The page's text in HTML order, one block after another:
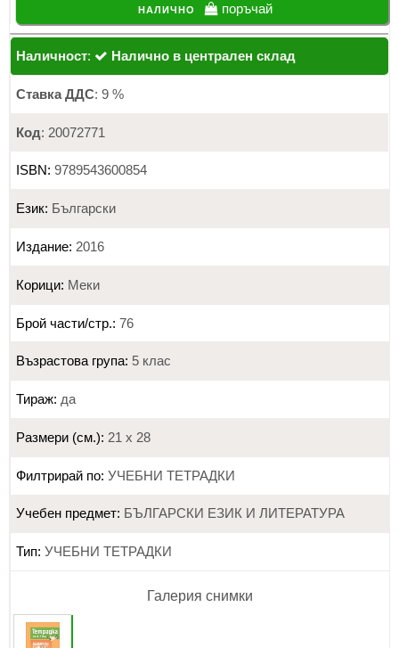
налично поръчай
Наличност: Налично в централен склад
Ставка ДДС: 9 %
Код: 20072771
ISBN: 9789543600854
Език: Български
Издание: 2016
Корици: Меки
Брой части/стр.: 76
Възрастова група: 5 клас
Тираж: да
Размери (см.): 21 х 28
Филтрирай по: УЧЕБНИ ТЕТРАДКИ
Учебен предмет: БЪЛГАРСКИ ЕЗИК И ЛИТЕРАТУРА
Тип: УЧЕБНИ ТЕТРАДКИ
Галерия снимки